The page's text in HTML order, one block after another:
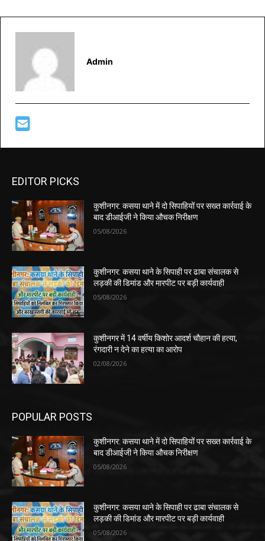
Admin
EDITOR PICKS
कुशीनगर: कसया थाने में दो सिपाहियों पर सख्त कार्रवाई के
बाद डीआईजी ने किया औचक निरीक्षण
05/08/2026
कुशीनगर: कसया थाने के सिपाही पर ढाबा संचालक से
लड़की की डिमांड और मारपीट पर बड़ी कार्यवाही
05/08/2026
कुशीनगर में 14 वर्षीय किशोर आदर्श चौहान की हत्या,
रंगदारी न देने का हत्या का आरोप
02/08/2026
POPULAR POSTS
कुशीनगर: कसया थाने में दो सिपाहियों पर सख्त कार्रवाई के
बाद डीआईजी ने किया औचक निरीक्षण
05/08/2026
कुशीनगर: कसया थाने के सिपाही पर ढाबा संचालक से
लड़की की डिमांड और मारपीट पर बड़ी कार्यवाही
05/08/2026